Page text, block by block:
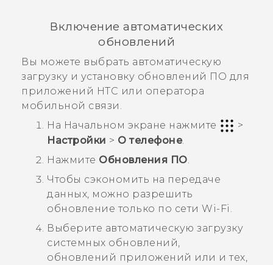
Включение автоматических
обновлений
Вы можете выбрать автоматическую
загрузку и установку обновлений ПО для
приложений HTC или оператора
мобильной связи.
На Начальном экране нажмите
>
Настройки > О телефоне.
Нажмите Обновления ПО.
Чтобы сэкономить на передаче
данных, можно разрешить
обновление только по сети Wi-Fi .
Выберите автоматическую загрузку
системных обновлений,
обновлений приложений или и тех,